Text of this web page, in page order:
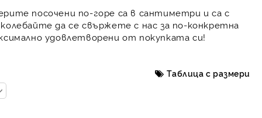
посочени по-горе са в сантиметри и са с
да се свържете с нас за по-конкретна
удовлетворени от покупката си!
Таблица с размери